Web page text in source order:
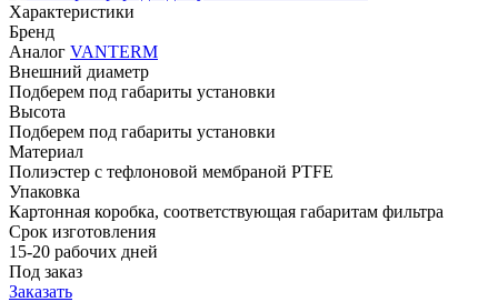
Характеристики
Бренд
Аналог VANTERM
Внешний диаметр
Подберем под габариты установки
Высота
Подберем под габариты установки
Материал
Полиэстер с тефлоновой мембраной PTFE
Упаковка
Картонная коробка, соответствующая габаритам фильтра
Срок изготовления
15-20 рабочих дней
Под заказ
Заказать